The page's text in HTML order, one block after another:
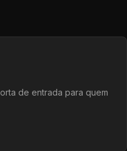
de entrada para quem